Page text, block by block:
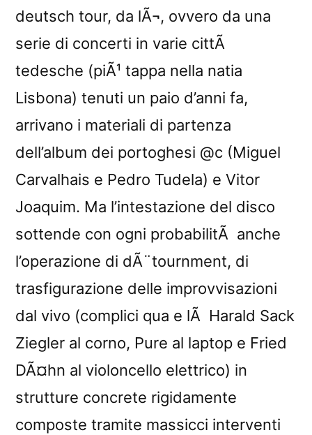
Blow
Up
deutsch tour, da lÃ¬, ovvero da una
serie di concerti in varie cittÃ
tedesche (piÃ¹ tappa nella natia
Lisbona) tenuti un paio d’anni fa,
arrivano i materiali di partenza
dell’album dei portoghesi @c (Miguel
Carvalhais e Pedro Tudela) e Vitor
Joaquim. Ma l’intestazione del disco
sottende con ogni probabilitÃ anche
l’operazione di dÃ¨tournment, di
trasfigurazione delle improvvisazioni
dal vivo (complici qua e lÃ Harald Sack
Ziegler al corno, Pure al laptop e Fried
DÃ¤hn al violoncello elettrico) in
strutture concrete rigidamente
composte tramite massicci interventi